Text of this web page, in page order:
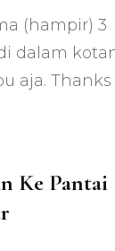
(hampir) 3
dalam
aja. Thanks
Ke Pantai